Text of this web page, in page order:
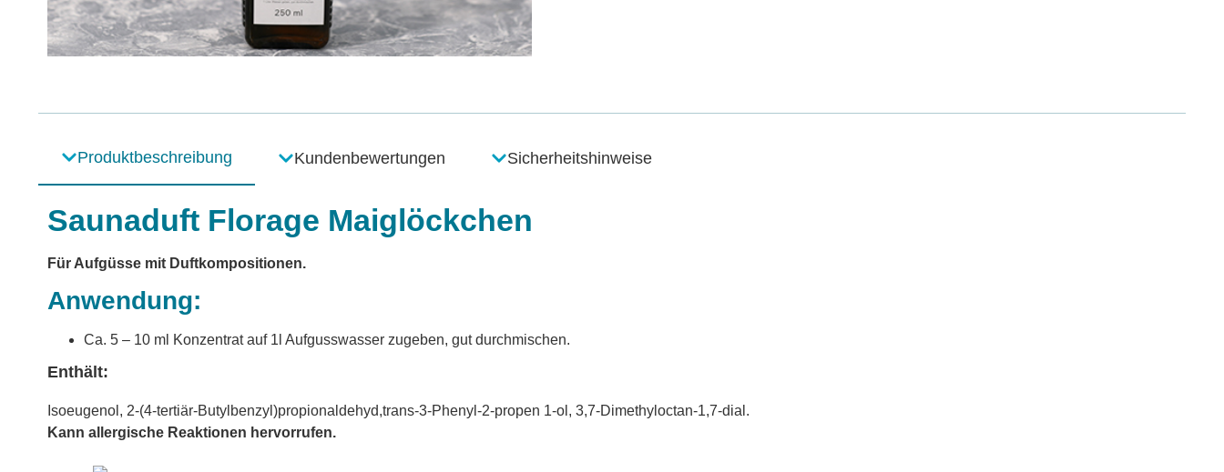
Produktbeschreibung Kundenbewertungen Sicherheitshinweise
Saunaduft Florage Maiglöckchen
Für Aufgüsse mit Duftkompositionen.
Anwendung:
Ca. 5 – 10 ml Konzentrat auf 1l Aufgusswasser zugeben, gut durchmischen.
Enthält:
Isoeugenol, 2-(4-tertiär-Butylbenzyl)propionaldehyd,trans-3-Phenyl-2-propen 1-ol, 3,7-Dimethyloctan-1,7-dial.
Kann allergische Reaktionen hervorrufen.